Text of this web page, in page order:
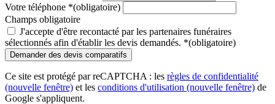
Votre téléphone *(obligatoire)
Champs obligatoire
J'accepte d'être recontacté par les partenaires funéraires
sélectionnés afin d'établir les devis demandés. *(obligatoire)
Ce site est protégé par reCAPTCHA : les règles de confidentialité
(nouvelle fenêtre) et les conditions d'utilisation (nouvelle fenêtre) de
Google s'appliquent.